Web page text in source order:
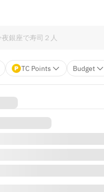
TC Points Budget